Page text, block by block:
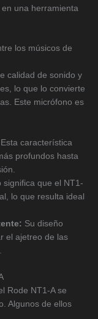
una herramienta
los músicos de
calidad de sonido y
lo que lo convierte
Este micrófono es
Esta característica
profundos hasta
significa que el NT1-
lo que resulta ideal
Su diseño
el ajetreo de las
Rode NT1-A se
Algunos de ellos